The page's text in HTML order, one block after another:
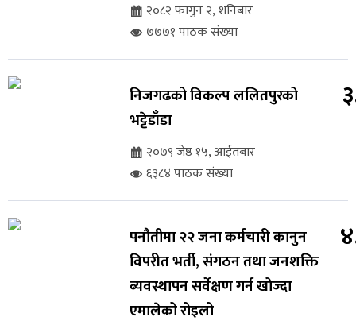
२०८२ फागुन २, शनिबार
७७७१ पाठक संख्या
निजगढको विकल्प ललितपुरको
भट्टेडाँडा
२०७९ जेष्ठ १५, आईतबार
६३८४ पाठक संख्या
पनौतीमा २२ जना कर्मचारी कानुन
विपरीत भर्ती, संगठन तथा जनशक्ति
ब्यवस्थापन सर्वेक्षण गर्न खोज्दा
एमालेको रोइलो